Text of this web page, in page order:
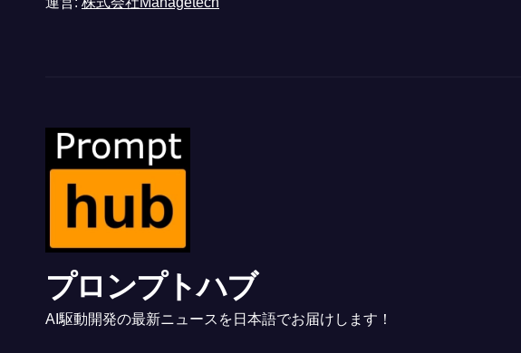
プロンプトハブ
AI駆動開発の最新ニュースを日本語でお届けします！